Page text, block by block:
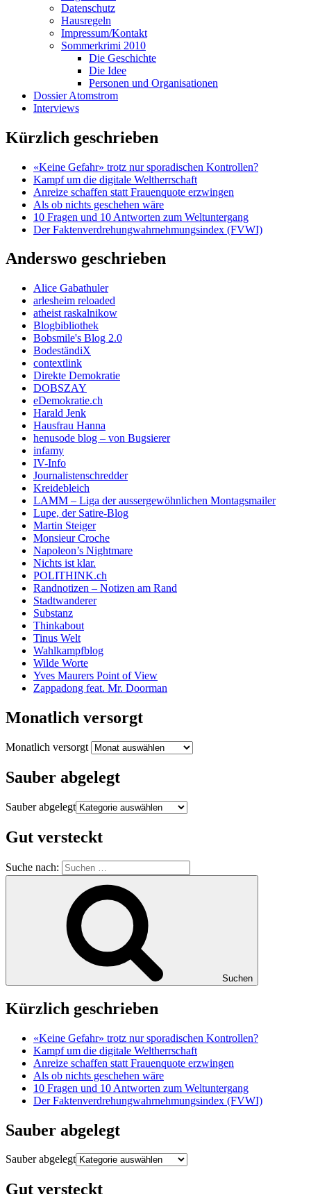
Datenschutz
Hausregeln
Impressum/Kontakt
Sommerkrimi 2010
Die Geschichte
Die Idee
Personen und Organisationen
Dossier Atomstrom
Interviews
Kürzlich geschrieben
«Keine Gefahr» trotz nur sporadischen Kontrollen?
Kampf um die digitale Weltherrschaft
Anreize schaffen statt Frauenquote erzwingen
Als ob nichts geschehen wäre
10 Fragen und 10 Antworten zum Weltuntergang
Der Faktenverdrehungwahrnehmungsindex (FVWI)
Anderswo geschrieben
Alice Gabathuler
arlesheim reloaded
atheist raskalnikow
Blogbibliothek
Bobsmile's Blog 2.0
BodeständiX
contextlink
Direkte Demokratie
DOBSZAY
eDemokratie.ch
Harald Jenk
Hausfrau Hanna
henusode blog – von Bugsierer
infamy
IV-Info
Journalistenschredder
Kreidebleich
LAMM – Liga der aussergewöhnlichen Montagsmailer
Lupe, der Satire-Blog
Martin Steiger
Monsieur Croche
Napoleon’s Nightmare
Nichts ist klar.
POLITHINK.ch
Randnotizen – Notizen am Rand
Stadtwanderer
Substanz
Thinkabout
Tinus Welt
Wahlkampfblog
Wilde Worte
Yves Maurers Point of View
Zappadong feat. Mr. Doorman
Monatlich versorgt
Monatlich versorgt
Sauber abgelegt
Sauber abgelegt
Gut versteckt
Suche nach:
Suchen
Kürzlich geschrieben
«Keine Gefahr» trotz nur sporadischen Kontrollen?
Kampf um die digitale Weltherrschaft
Anreize schaffen statt Frauenquote erzwingen
Als ob nichts geschehen wäre
10 Fragen und 10 Antworten zum Weltuntergang
Der Faktenverdrehungwahrnehmungsindex (FVWI)
Sauber abgelegt
Sauber abgelegt
Gut versteckt